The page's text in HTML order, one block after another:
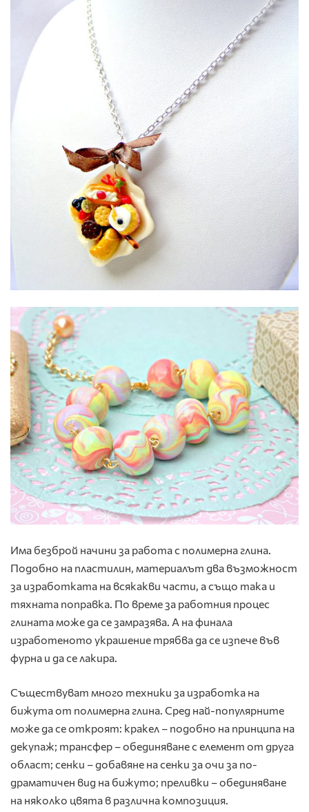
Има безброй начини за работа с полимерна глина.
Подобно на пластилин, материалът два възможност
за изработката на всякакви части, а също така и
тяхната поправка. По време за работния процес
глината може да се замразява. А на финала
изработеното украшение трябва да се изпече във
фурна и да се лакира.
Съществуват много техники за изработка на
бижута от полимерна глина. Сред най-популярните
може да се откроят: кракел – подобно на принципа на
декупаж; трансфер – обединяване с елемент от друга
област; сенки – добавяне на сенки за очи за по-
драматичен вид на бижуто; преливки – обединяване
на няколко цвята в различна композиция.